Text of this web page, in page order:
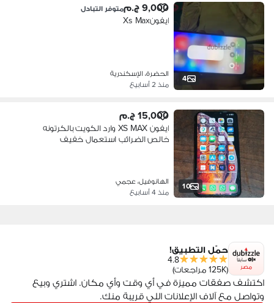
4
9,000 ج.م متوفر التبادل
ايفونXs Max
الحضرة، الإسكندرية
منذ 2 أسابيع
10
15,000 ج.م
ايفون XS MAX وارد الكويت بالكرتونه
خالص الضرائب استعمال خفيف
الهانوفيل، عجمي
منذ 4 أسابيع
مصر
حمّل التطبيق!
4.8
(125K مراجعات)
اكتشف صفقات مميزة في أي وقت وأي مكان. اشتري وبيع
وتواصل مع آلاف الإعلانات اللي قريبة منك.